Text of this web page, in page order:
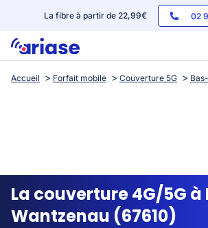
La fibre à partir de 22,99€ 02
Box internet
Streaming
Accueil Forfait mobile Couverture 5G
La couverture 4G/5G à
Wantzenau (67610)